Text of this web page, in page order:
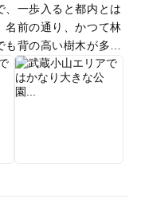
、一歩入ると都内とは
名前の通り、かつて林
も背の高い樹木が多
園内は散策路がしっ
歩をしている人も多
子ども達がサッカー
陰が多いので、暑い